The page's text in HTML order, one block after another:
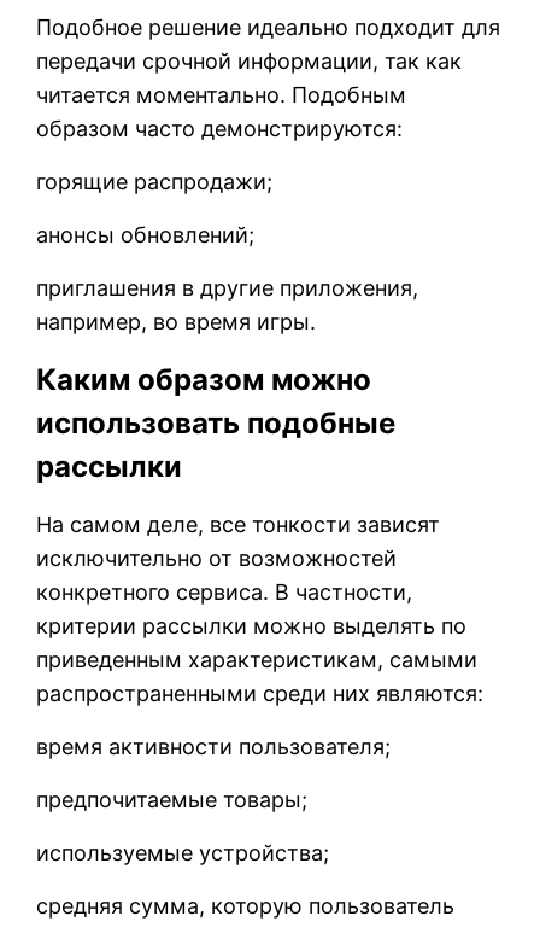
Подобное решение идеально подходит для
передачи срочной информации, так как
читается моментально. Подобным
образом часто демонстрируются:
горящие распродажи;
анонсы обновлений;
приглашения в другие приложения,
например, во время игры.
Каким образом можно
использовать подобные
рассылки
На самом деле, все тонкости зависят
исключительно от возможностей
конкретного сервиса. В частности,
критерии рассылки можно выделять по
приведенным характеристикам, самыми
распространенными среди них являются:
время активности пользователя;
предпочитаемые товары;
используемые устройства;
средняя сумма, которую пользователь